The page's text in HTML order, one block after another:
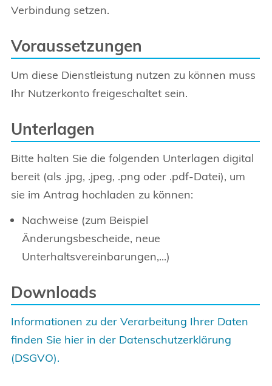
Verbindung setzen.
Voraussetzungen
Um diese Dienstleistung nutzen zu können muss
Ihr Nutzerkonto freigeschaltet sein.
Unterlagen
Bitte halten Sie die folgenden Unterlagen digital
bereit (als .jpg, .jpeg, .png oder .pdf-Datei), um
sie im Antrag hochladen zu können:
Nachweise (zum Beispiel
Änderungsbescheide, neue
Unterhaltsvereinbarungen,...)
Downloads
Informationen zu der Verarbeitung Ihrer Daten
finden Sie hier in der Datenschutzerklärung
(DSGVO).